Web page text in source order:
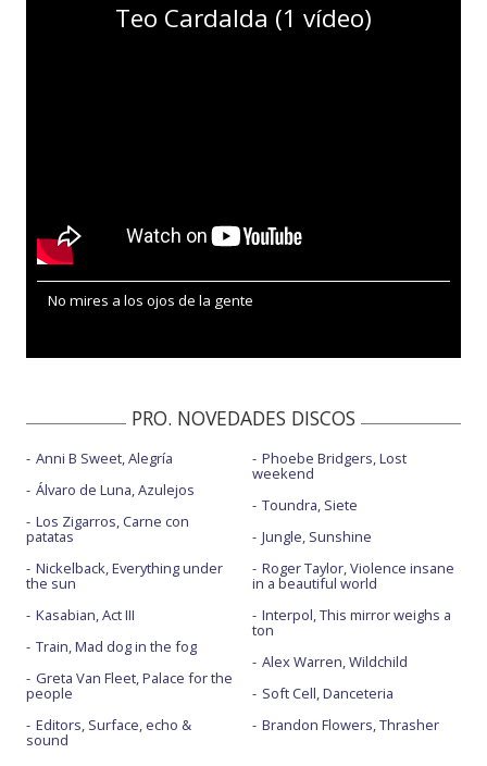
Teo Cardalda (1 vídeo)
No mires a los ojos de la gente
PRO. NOVEDADES DISCOS
Anni B Sweet, Alegría
Álvaro de Luna, Azulejos
Los Zigarros, Carne con
patatas
Nickelback, Everything under
the sun
Kasabian, Act III
Train, Mad dog in the fog
Greta Van Fleet, Palace for the
people
Editors, Surface, echo &
sound
Phoebe Bridgers, Lost
weekend
Toundra, Siete
Jungle, Sunshine
Roger Taylor, Violence insane
in a beautiful world
Interpol, This mirror weighs a
ton
Alex Warren, Wildchild
Soft Cell, Danceteria
Brandon Flowers, Thrasher